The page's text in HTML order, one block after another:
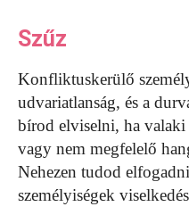
Szűz
Konfliktuskerülő
udvariatlanság, és a
bírod elviselni, ha
vagy nem megfelelő
Nehezen tudod
személyiségek